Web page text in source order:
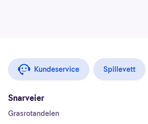
Kundeservice Spillevett
Snarveier
Grasrotandelen